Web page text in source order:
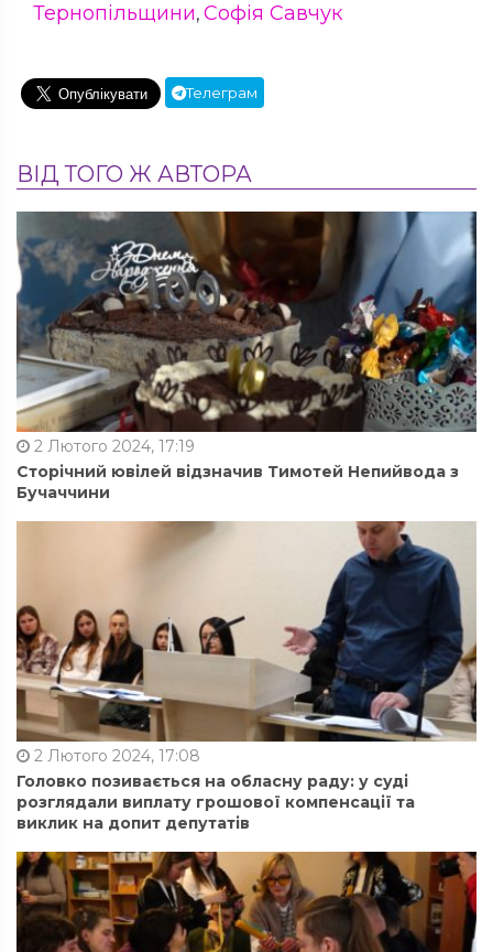
Тернопільщини, Софія Савчук
Телеграм
ВІД ТОГО Ж АВТОРА
2 Лютого 2024, 17:19
Сторічний ювілей відзначив Тимотей Непийвода з
Бучаччини
2 Лютого 2024, 17:08
Головко позивається на обласну раду: у суді
розглядали виплату грошової компенсації та
виклик на допит депутатів